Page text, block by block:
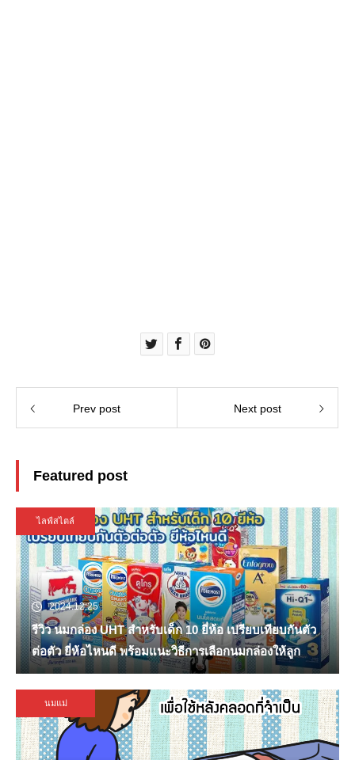
Prev post Next post
Featured post
ไลฟ์สไตล์
2024.12.25
รีวิว นมกล่อง UHT สำหรับเด็ก 10 ยี่ห้อ เปรียบเทียบกันตัว
ต่อตัว ยี่ห้อไหนดี พร้อมแนะวิธีการเลือกนมกล่องให้ลูก
นมแม่